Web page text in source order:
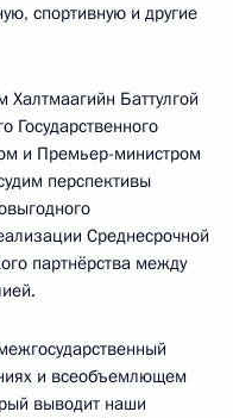
спортивную и другие
Баттулгой
Государственного
и Премьер-министром
перспективы
Среднесрочной
партнёрства между
и всеобъемлющем
выводит наши